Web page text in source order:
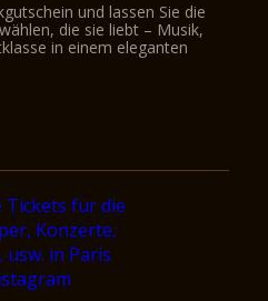
und lassen Sie die
die sie liebt – Musik,
in einem eleganten